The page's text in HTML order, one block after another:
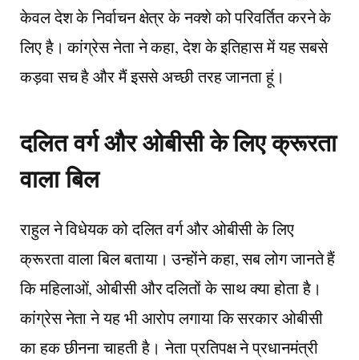
केवल देश के निर्वाचन क्षेत्र के नक्शे को परिवर्तित करने के
लिए है। कांग्रेस नेता ने कहा, देश के इतिहास में यह सबसे
कड़वा सच है और मैं इससे अच्छी तरह जानता हूं।
दलित वर्ग और ओबीसी के लिए क्रूरता
वाला बिल
राहुल ने विधेयक को दलित वर्ग और ओबीसी के लिए
क्रूरता वाला बिल बताया। उन्होंने कहा, सब लोग जानते हैं
कि महिलाओं, ओबीसी और दलितों के साथ क्या होता है।
कांग्रेस नेता ने यह भी आरोप लगाया कि सरकार ओबीसी
का हक छीनना चाहती है। नेता प्रतिपक्ष ने प्रधानमंत्री